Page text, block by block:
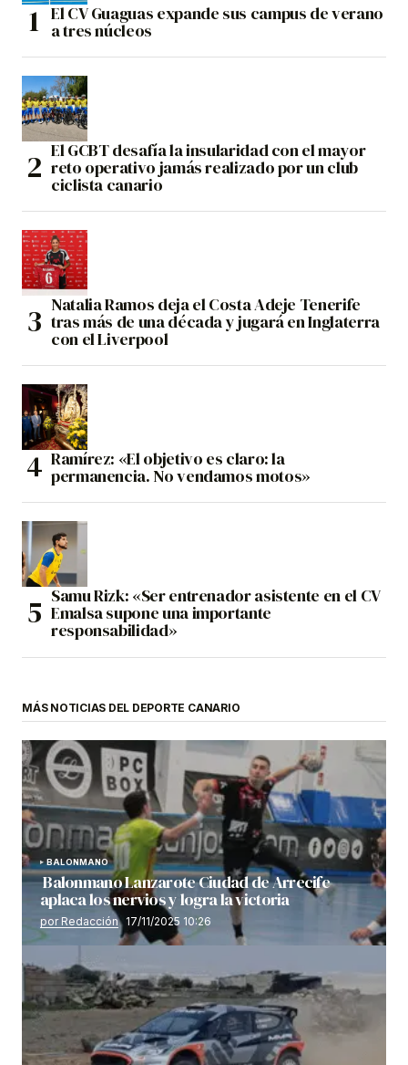
El CV Guaguas expande sus campus de verano
a tres núcleos
El GCBT desafía la insularidad con el mayor
reto operativo jamás realizado por un club
ciclista canario
Natalia Ramos deja el Costa Adeje Tenerife
tras más de una década y jugará en Inglaterra
con el Liverpool
Ramírez: «El objetivo es claro: la
permanencia. No vendamos motos»
Samu Rizk: «Ser entrenador asistente en el CV
Emalsa supone una importante
responsabilidad»
MÁS NOTICIAS DEL DEPORTE CANARIO
BALONMANO
Balonmano Lanzarote Ciudad de Arrecife
aplaca los nervios y logra la victoria
por Redacción 17/11/2025 10:26